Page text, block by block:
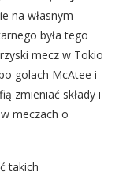
na własnym
była tego
mecz w Tokio
golach McAtee i
zmieniać składy i
meczach o
takich